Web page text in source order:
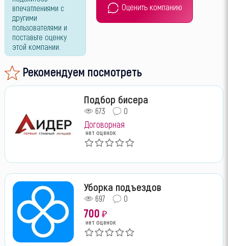
впечатлениями с
другими
пользователями и
поставьте оценку
этой компании.
Оценить компанию
Рекомендуем посмотреть
Подбор бисера
673 0
Договорная
нет оценок
Уборка подъездов
697 0
700 ₽
нет оценок